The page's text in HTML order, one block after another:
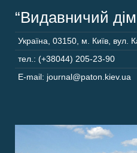
“Видавничий
Україна 03150 м. Київ, вул.
тел.: (+38044) 205-23-90
E-mail: journal@paton.kiev.ua